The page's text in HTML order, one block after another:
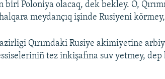
Poloniya olacaq, dek bekley. O,
meydançıq işinde Rusiyeni
Qırımdaki Rusiye akimiyetine
tez inkişafına suv yetmey,